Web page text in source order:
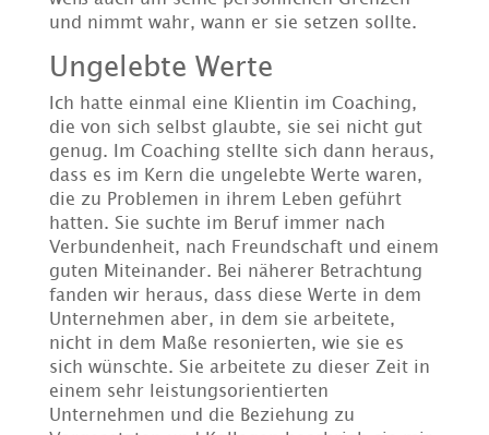
und nimmt wahr, wann er sie setzen sollte.
Ungelebte Werte
Ich hatte einmal eine Klientin im Coaching,
die von sich selbst glaubte, sie sei nicht gut
genug. Im Coaching stellte sich dann heraus,
dass es im Kern die ungelebte Werte waren,
die zu Problemen in ihrem Leben geführt
hatten. Sie suchte im Beruf immer nach
Verbundenheit, nach Freundschaft und einem
guten Miteinander. Bei näherer Betrachtung
fanden wir heraus, dass diese Werte in dem
Unternehmen aber, in dem sie arbeitete,
nicht in dem Maße resonierten, wie sie es
sich wünschte. Sie arbeitete zu dieser Zeit in
einem sehr leistungsorientierten
Unternehmen und die Beziehung zu